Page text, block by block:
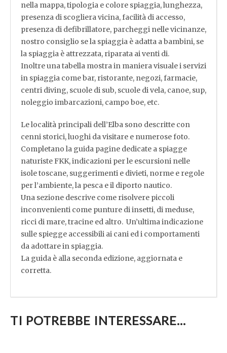
nella mappa, tipologia e colore spiaggia, lunghezza,
presenza di scogliera vicina, facilità di accesso,
presenza di defibrillatore, parcheggi nelle vicinanze,
nostro consiglio se la spiaggia è adatta a bambini, se
la spiaggia è attrezzata, riparata ai venti di.
Inoltre una tabella mostra in maniera visuale i servizi
in spiaggia come bar, ristorante, negozi, farmacie,
centri diving, scuole di sub, scuole di vela, canoe, sup,
noleggio imbarcazioni, campo boe, etc.
Le località principali dell’Elba sono descritte con
cenni storici, luoghi da visitare e numerose foto.
Completano la guida pagine dedicate a spiagge
naturiste FKK, indicazioni per le escursioni nelle
isole toscane, suggerimenti e divieti, norme e regole
per l’ambiente, la pesca e il diporto nautico.
Una sezione descrive come risolvere piccoli
inconvenienti come punture di insetti, di meduse,
ricci di mare, tracine ed altro. Un’ultima indicazione
sulle spiegge accessibili ai cani ed i comportamenti
da adottare in spiaggia.
La guida è alla seconda edizione, aggiornata e
corretta.
TI POTREBBE INTERESSARE…